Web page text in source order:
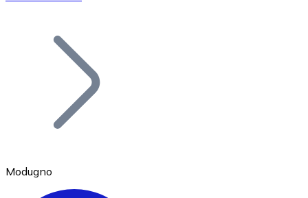
Bitcoin
Modugno